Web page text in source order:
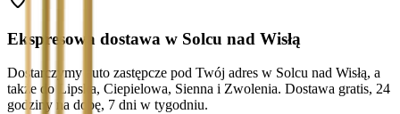
Ekspresowa dostawa w Solcu nad Wisłą
Dostarczymy auto zastępcze pod Twój adres w Solcu nad Wisłą, a
także do Lipska, Ciepielowa, Sienna i Zwolenia. Dostawa gratis, 24
godziny na dobę, 7 dni w tygodniu.